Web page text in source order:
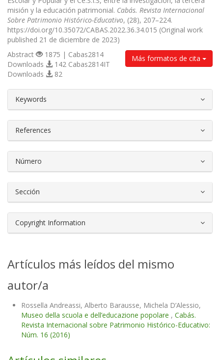
misión y la educación patrimonial. Cabás. Revista Internacional
Sobre Patrimonio Histórico-Educativo, (28), 207–224.
https://doi.org/10.35072/CABAS.2022.36.34.015 (Original work
published 21 de diciembre de 2023)
Más formatos de cita
Abstract
1875 | Cabas2814
Downloads
142 Cabas2814IT
Downloads
82
Keywords
References
Número
Sección
Copyright Information
Artículos más leídos del mismo
autor/a
Rossella Andreassi, Alberto Barausse, Michela D’Alessio,
Museo della scuola e dell’educazione popolare , Cabás.
Revista Internacional sobre Patrimonio Histórico-Educativo:
Núm. 16 (2016)